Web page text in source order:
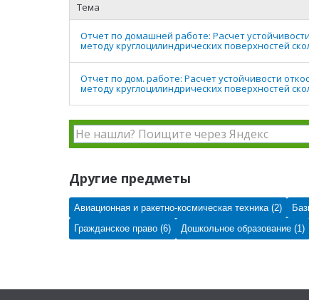
Тема
Отчет по домашней работе: Расчет
методу круглоцилиндрических поверхностей
Отчет по дом. работе: Расчет устойчивости
методу круглоцилиндрических поверхностей
Другие предметы
Авиационная и ракетно-космическая техника (2)
Гражданское право (6)
Дошкольное образование (1)